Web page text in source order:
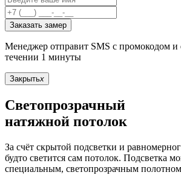
Заказать замер
Менеджер отправит SMS с промокодом и
течении 1 минуты
Закрытьx
Светопрозрачный
натяжной потолок
За счёт скрытой подсветки и
будто светится сам потолок. Подсветка
специальным, светопрозрачным